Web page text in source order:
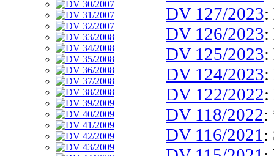
DV 127/2023:
DV 126/2023:
DV 125/2023:
DV 124/2023:
DV 122/2022:
DV 118/2022:
DV 116/2021 :